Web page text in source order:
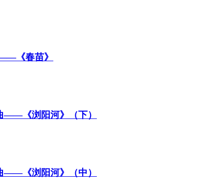
《春苗》
——《浏阳河》（下）
——《浏阳河》（中）